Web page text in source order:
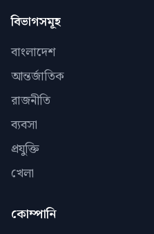
বিভাগসমূহ
বাংলাদেশ
আন্তর্জাতিক
রাজনীতি
ব্যবসা
প্রযুক্তি
খেলা
কোম্পানি